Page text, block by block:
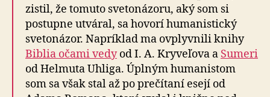
zistil, že tomuto svetonázoru, aký som si
postupne utváral, sa hovorí humanistický
svetonázor. Napríklad ma ovplyvnili knihy
Biblia očami vedyod I. A. Kryveľova a Sumeri
od Helmuta Uhliga. Úplným humanistom
som sa však stal až po prečítaní esejí od